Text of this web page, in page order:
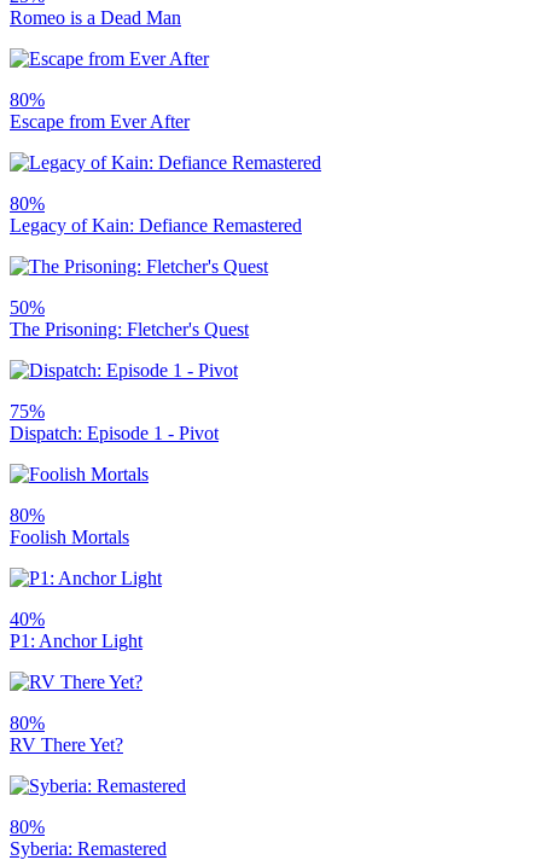
Romeo is a Dead Man
80%
Escape from Ever After
80%
Legacy of Kain: Defiance Remastered
50%
The Prisoning: Fletcher's Quest
75%
Dispatch: Episode 1 - Pivot
80%
Foolish Mortals
40%
P1: Anchor Light
80%
RV There Yet?
80%
Syberia: Remastered